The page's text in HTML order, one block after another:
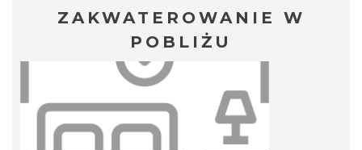
ZAKWATEROWANIE W
POBLIŻU